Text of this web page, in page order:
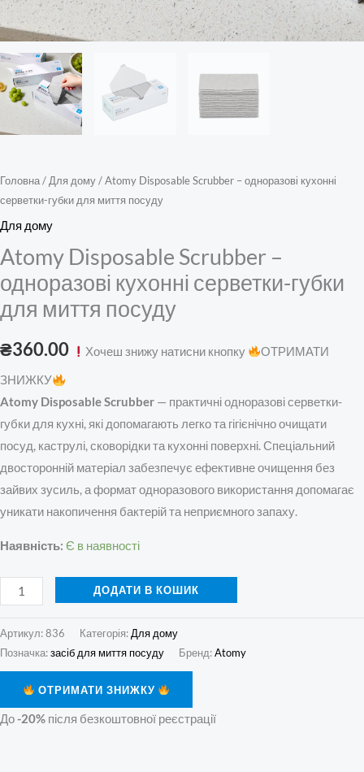
Головна/ Для дому/ Atomy Disposable Scrubber – одноразові кухонні
серветки-губки для миття посуду
Для дому
Atomy Disposable Scrubber –
одноразові кухонні серветки-губки
для миття посуду
₴360.00 Хочеш знижу натисни кнопку ОТРИМАТИ
ЗНИЖКУ
Atomy Disposable Scrubber — практичні одноразові серветки-
губки для кухні, які допомагають легко та гігієнічно очищати
посуд, каструлі, сковорідки та кухонні поверхні. Спеціальний
двосторонній матеріал забезпечує ефективне очищення без
зайвих зусиль, а формат одноразового використання допомагає
уникати накопичення бактерій та неприємного запаху.
Наявність: Є в наявності
ДОДАТИ В КОШИК
Артикул:836 Категорія:Для дому
Позначка:засіб для миття посуду Бренд:Atomy
ОТРИМАТИ ЗНИЖКУ
До-20% після безкоштовної реєстрації